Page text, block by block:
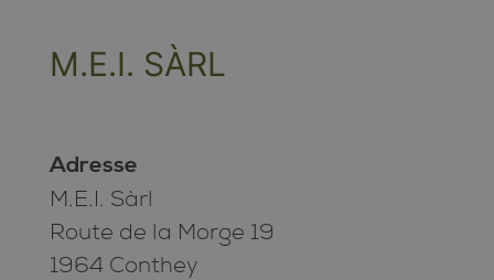
M.E.I. SÀRL
Adresse
M.E.I. Sàrl
Route de la Morge 19
1964 Conthey